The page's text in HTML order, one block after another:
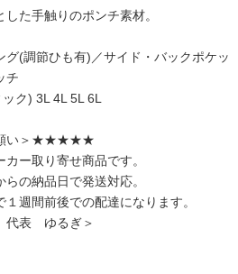
た手触りのポンチ素材。
(調節ひも有)／サイド・バックポケッ
チ
ク) 3L 4L 5L 6L
い＞★★★★★
カー取り寄せ商品です。
らの納品日で発送対応。
１週間前後での配達になります。
代表 ゆるぎ＞